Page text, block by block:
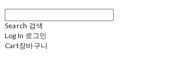
Search 검색
Log In 로그인
Cart장바구니